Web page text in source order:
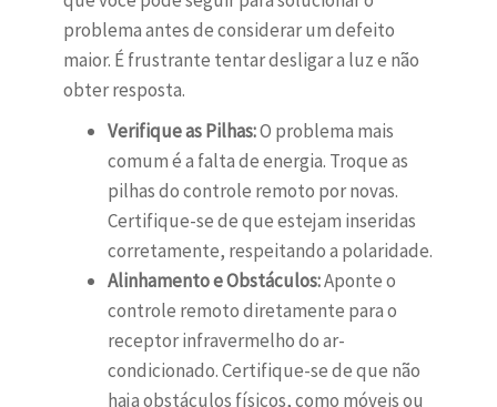
problema antes de considerar um defeito
maior. É frustrante tentar desligar a luz e não
obter resposta.
Verifique as Pilhas:O problema mais
comum é a falta de energia. Troque as
pilhas do controle remoto por novas.
Certifique-se de que estejam inseridas
corretamente, respeitando a polaridade.
Alinhamento e Obstáculos:Aponte o
controle remoto diretamente para o
receptor infravermelho do ar-
condicionado. Certifique-se de que não
haja obstáculos físicos, como móveis ou